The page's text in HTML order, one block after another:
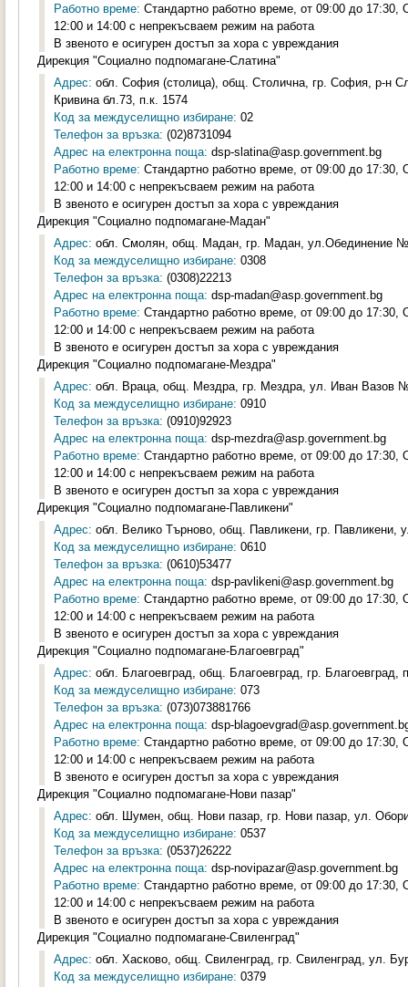
Работно време: Стандартно работно време, от 09:00 до
12:00 и 14:00 с непрекъсваем режим на работа
В звеното е осигурен достъп за хора с увреждания
Дирекция "Социално подпомагане-Слатина"
Адрес: обл. София (столица), общ. Столична, гр. София, р-н
Кривина бл.73, п.к. 1574
Код за междуселищно избиране: 02
Телефон за връзка: (02)8731094
Адрес на електронна поща: dsp-slatina@asp.government.bg
Работно време: Стандартно работно време, от 09:00 до
12:00 и 14:00 с непрекъсваем режим на работа
В звеното е осигурен достъп за хора с увреждания
Дирекция "Социално подпомагане-Мадан"
Адрес: обл. Смолян, общ. Мадан, гр. Мадан, ул.Обединение
Код за междуселищно избиране: 0308
Телефон за връзка: (0308)22213
Адрес на електронна поща: dsp-madan@asp.government.bg
Работно време: Стандартно работно време, от 09:00 до
12:00 и 14:00 с непрекъсваем режим на работа
В звеното е осигурен достъп за хора с увреждания
Дирекция "Социално подпомагане-Мездра"
Адрес: обл. Враца, общ. Мездра, гр. Мездра, ул. Иван Вазов
Код за междуселищно избиране: 0910
Телефон за връзка: (0910)92923
Адрес на електронна поща: dsp-mezdra@asp.government.bg
Работно време: Стандартно работно време, от 09:00 до
12:00 и 14:00 с непрекъсваем режим на работа
В звеното е осигурен достъп за хора с увреждания
Дирекция "Социално подпомагане-Павликени"
Адрес: обл. Велико Търново, общ. Павликени, гр. Павликени,
Код за междуселищно избиране: 0610
Телефон за връзка: (0610)53477
Адрес на електронна поща: dsp-pavlikeni@asp.government.bg
Работно време: Стандартно работно време, от 09:00 до
12:00 и 14:00 с непрекъсваем режим на работа
В звеното е осигурен достъп за хора с увреждания
Дирекция "Социално подпомагане-Благоевград"
Адрес: обл. Благоевград, общ. Благоевград, гр.
Код за междуселищно избиране: 073
Телефон за връзка: (073)073881766
Адрес на електронна поща: dsp-
Работно време: Стандартно работно време, от 09:00 до
12:00 и 14:00 с непрекъсваем режим на работа
В звеното е осигурен достъп за хора с увреждания
Дирекция "Социално подпомагане-Нови пазар"
Адрес: обл. Шумен, общ. Нови пазар, гр. Нови пазар, ул.
Код за междуселищно избиране: 0537
Телефон за връзка: (0537)26222
Адрес на електронна поща: dsp-novipazar@asp.government.bg
Работно време: Стандартно работно време, от 09:00 до
12:00 и 14:00 с непрекъсваем режим на работа
В звеното е осигурен достъп за хора с увреждания
Дирекция "Социално подпомагане-Свиленград"
Адрес: обл. Хасково, общ. Свиленград, гр. Свиленград, ул.
Код за междуселищно избиране: 0379